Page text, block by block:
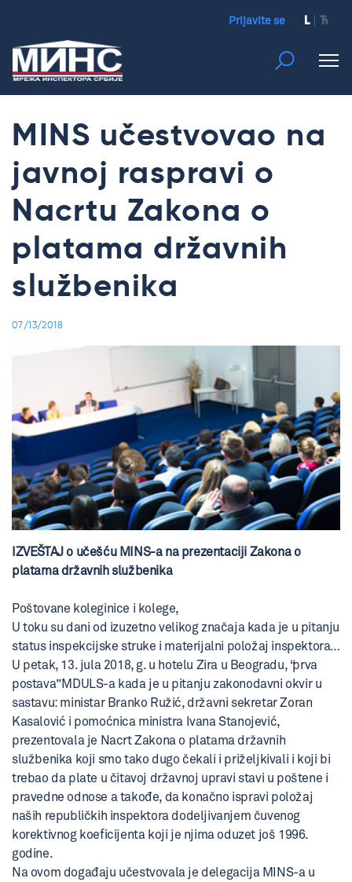
Prijavite se L Ћ
MINS učestvovao na
javnoj raspravi o
Nacrtu Zakona o
platama državnih
službenika
07/13/2018
IZVEŠTAJ o učešću MINS-a na prezentaciji Zakona o
platama državnih službenika
Poštovane koleginice i kolege,
U toku su dani od izuzetno velikog značaja kada je u pitanju
status inspekcijske struke i materijalni položaj inspektora…
U petak, 13. jula 2018, g. u hotelu Zira u Beogradu, “prva
postava” MDULS-a kada je u pitanju zakonodavni okvir u
sastavu: ministar Branko Ružić, državni sekretar Zoran
Kasalović i pomoćnica ministra Ivana Stanojević,
prezentovala je Nacrt Zakona o platama državnih
službenika koji smo tako dugo čekali i priželjkivali i koji bi
trebao da plate u čitavoj državnoj upravi stavi u poštene i
pravedne odnose a takođe, da konačno ispravi položaj
naših republičkih inspektora dodeljivanjem čuvenog
korektivnog koeficijenta koji je njima oduzet još 1996.
godine.
Na ovom događaju učestvovala je delegacija MINS-a u